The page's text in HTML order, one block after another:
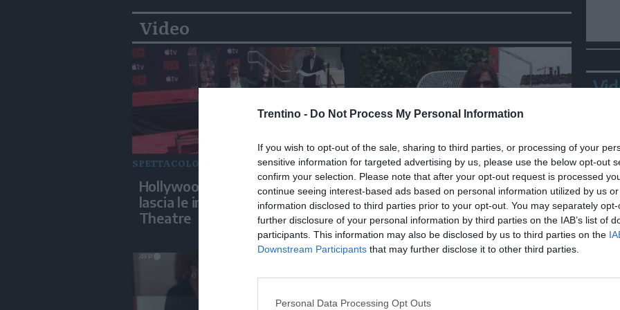
Trentino - Do Not Process My Personal Information
If you wish to opt-out of the sale, sharing to third parties, or processing of your
sensitive information for targeted advertising by us, please use the below opt-out
confirm your selection. Please note that after your opt-out request is processed
continue seeing interest-based ads based on personal information utilized by us
information disclosed to third parties prior to your opt-out. You may separately
further disclosure of your personal information by third parties on the IAB’s list of
participants. This information may also be disclosed by us to third parties on the
Downstream Participants that may further disclose it to other third parties.
Personal Data Processing Opt Outs
Video
SPETTACOLO
Hollywood, Javier Bardem
lascia le impronte al Chinese
Theatre
SPETTACOLO
Biografilm 2026: Kaouther Ben
Hania vince "International
Celebration of Lives Award"